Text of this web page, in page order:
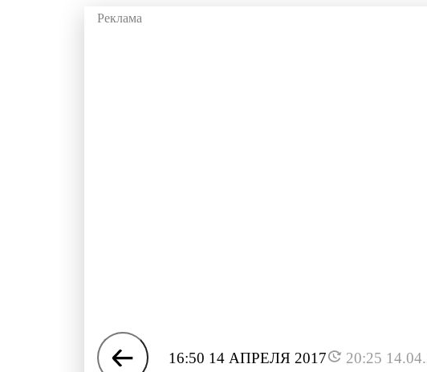
16:50 14 АПРЕЛЯ 2017 20:25